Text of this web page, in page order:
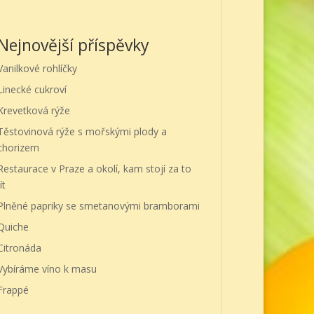
příspěvky
rohlíčky
cukroví
rýže
rýže s mořskými plody a
v Praze a okolí, kam stojí za to
papriky se smetanovými bramborami
víno k masu